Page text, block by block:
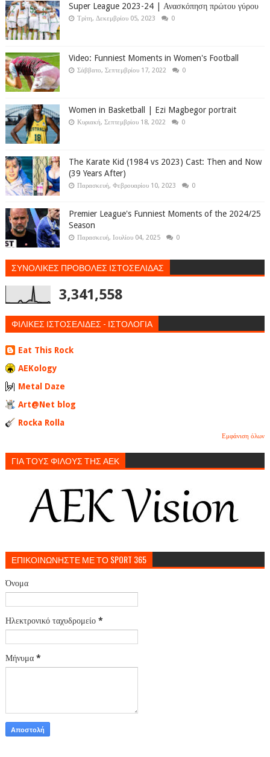
Super League 2023-24 | Ανασκόπηση πρώτου γύρου
Τρίτη, Δεκεμβρίου 05, 2023 0
Video: Funniest Moments in Women's Football
Σάββατο, Σεπτεμβρίου 17, 2022 0
Women in Basketball | Ezi Magbegor portrait
Κυριακή, Σεπτεμβρίου 18, 2022 0
The Karate Kid (1984 vs 2023) Cast: Then and Now
(39 Years After)
Παρασκευή, Φεβρουαρίου 10, 2023 0
Premier League's Funniest Moments of the 2024/25
Season
Παρασκευή, Ιουλίου 04, 2025 0
ΣΥΝΟΛΙΚΕΣ ΠΡΟΒΟΛΕΣ ΙΣΤΟΣΕΛΙΔΑΣ
3,341,558
ΦΙΛΙΚΕΣ ΙΣΤΟΣΕΛΙΔΕΣ - ΙΣΤΟΛΟΓΙΑ
Eat This Rock
AEKology
Metal Daze
Art@Net blog
Rocka Rolla
Εμφάνιση όλων
ΓΙΑ ΤΟΥΣ ΦΙΛΟΥΣ ΤΗΣ ΑΕΚ
ΕΠΙΚΟΙΝΩΝΗΣΤΕ ΜΕ ΤΟ SPORT 365
Όνομα
Ηλεκτρονικό ταχυδρομείο *
Μήνυμα *